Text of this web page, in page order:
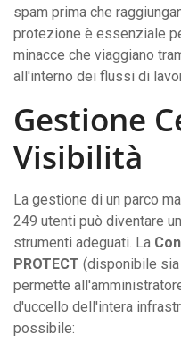
spam prima che
protezione è essenziale
minacce che viaggiano
all'interno dei flussi di
Gestione
Visibilità
La gestione di un parco
249 utenti può diventare
strumenti adeguati. La
PROTECT (disponibile
permette
d'uccello dell'intera
possibile: